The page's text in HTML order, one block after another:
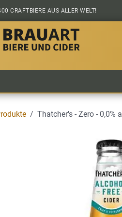
CRAFTBIERE AUS ALLER WELT!
Thatcher's - Zero - 0,0%